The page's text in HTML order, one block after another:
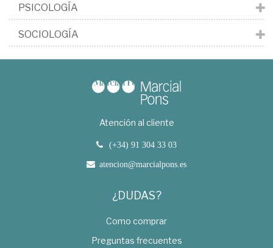
PSICOLOGÍA
SOCIOLOGÍA
Atención al cliente
(+34) 91 304 33 03
atencion@marcialpons.es
¿DUDAS?
Como comprar
Preguntas frecuentes